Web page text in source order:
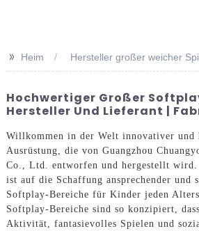
>> Heim Hersteller großer weicher
Hochwertiger Großer
Hersteller Und Lieferant |
Willkommen in der Welt innovativer und
Ausrüstung, die von Guangzhou
Co., Ltd. entworfen und hergestellt wird.
ist auf die Schaffung ansprechender und
Softplay-Bereiche für Kinder jeden
Softplay-Bereiche sind so konzipiert,
Aktivität, fantasievolles Spielen und